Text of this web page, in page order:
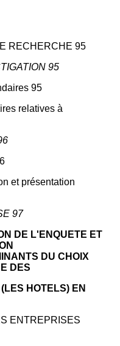
RECHERCHE 95
95
95
relatives à
et présentation
97
DE L'ENQUETE ET
DU CHOIX
DES
HOTELS) EN
ENTREPRISES